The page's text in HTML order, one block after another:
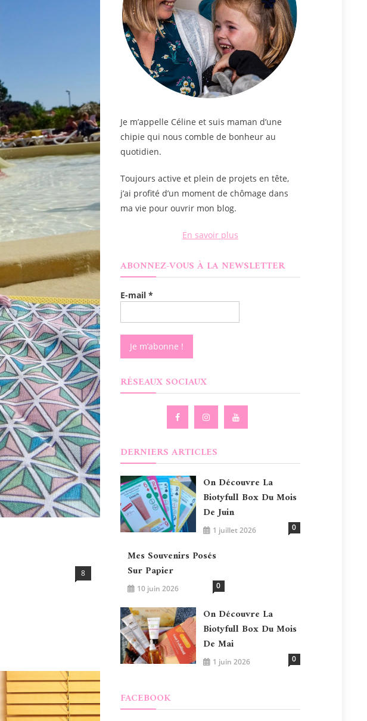
8
Je m’appelle Céline et suis maman d’une
chipie qui nous comble de bonheur au
quotidien.
Toujours active et plein de projets en tête,
j’ai profité d’un moment de chômage dans
ma vie pour ouvrir mon blog.
En savoir plus
ABONNEZ-VOUS À LA NEWSLETTER
E-mail *
RÉSEAUX SOCIAUX
DERNIERS ARTICLES
On Découvre La
Biotyfull Box Du Mois
De Juin
1 juillet 2026 0
Mes Souvenirs Posés
Sur Papier
10 juin 2026 0
On Découvre La
Biotyfull Box Du Mois
De Mai
1 juin 2026 0
FACEBOOK